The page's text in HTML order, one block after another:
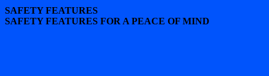
SAFETY FEATURES
SAFETY FEATURES FOR A PEACE OF MIND